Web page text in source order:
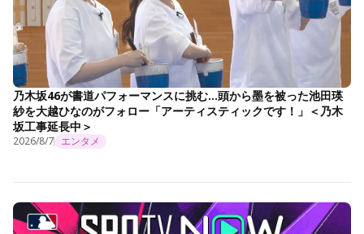
乃木坂46が書道パフォーマンスに挑む…頭から墨を被った池田瑛
紗を大越ひなのがフォロー「アーティスティックです！」＜乃木
坂工事延長中＞
2026/8/7 エンタメ